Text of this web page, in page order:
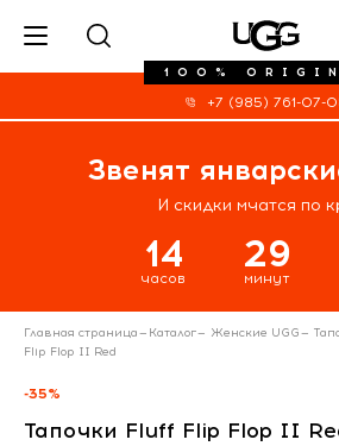
100%
+7 (985) 761-07-
Звенят
И скидки мчатся по
14
часов
29
минут
Главная страница— Каталог— Женские UGG—
Flip Flop II Red
-35%
Тапочки Fluff Flip Flop II